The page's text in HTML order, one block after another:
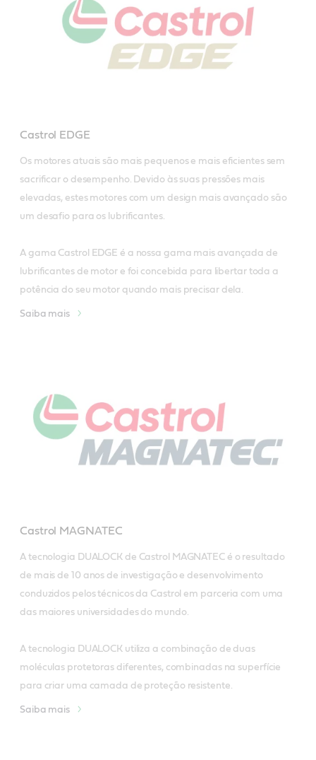
Castrol EDGE
Os motores atuais são mais pequenos e mais eficientes sem
sacrificar o desempenho. Devido às suas pressões mais
elevadas, estes motores com um design mais avançado são
um desafio para os lubrificantes.
A gama Castrol EDGE é a nossa gama mais avançada de
lubrificantes de motor e foi concebida para libertar toda a
potência do seu motor quando mais precisar dela.
Saiba mais
Castrol MAGNATEC
A tecnologia DUALOCK de Castrol MAGNATEC é o resultado
de mais de 10 anos de investigação e desenvolvimento
conduzidos pelos técnicos da Castrol em parceria com uma
das maiores universidades do mundo.
A tecnologia DUALOCK utiliza a combinação de duas
moléculas protetoras diferentes, combinadas na superfície
para criar uma camada de proteção resistente.
Saiba mais